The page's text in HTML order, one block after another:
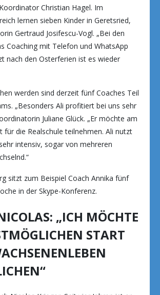
Christian Hagel. Im
lernen sieben Kinder in Geretsried,
Gertraud Josifescu-Vogl. „Bei den
Coaching mit Telefon und WhatsApp
nach den Osterferien ist es wieder
werden sind derzeit fünf Coaches Teil
„Besonders Ali profitiert bei uns sehr
Juliane Glück. „Er möchte am
für die Realschule teilnehmen. Ali nutzt
intensiv, sogar von mehreren
sitzt zum Beispiel Coach Annika fünf
in der Skype-Konferenz.
„ICH MÖCHTE
START